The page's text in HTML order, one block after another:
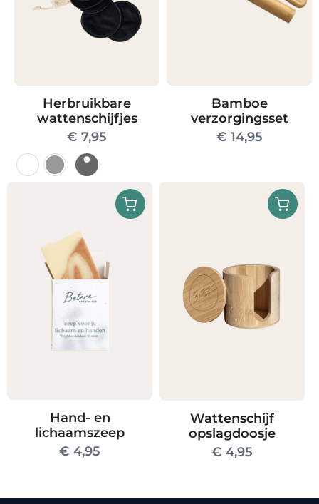
Herbruikbare
wattenschijfjes
€ 7,95
product
meerdere
variaties.
optie
kan
productpagina
Bamboe
verzorgingsset
€ 14,95
Hand- en
lichaamszeep
€ 4,95
Wattenschijf
opslagdoosje
€ 4,95